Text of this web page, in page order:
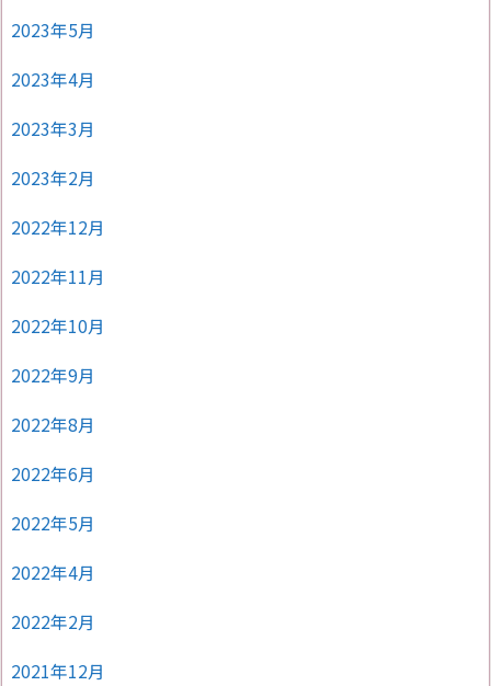
2023年5月
2023年4月
2023年3月
2023年2月
2022年12月
2022年11月
2022年10月
2022年9月
2022年8月
2022年6月
2022年5月
2022年4月
2022年2月
2021年12月